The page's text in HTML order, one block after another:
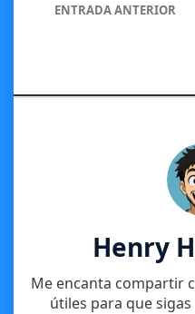
ENTRADA ANTERIOR
Henry
Me encanta compartir
útiles para que